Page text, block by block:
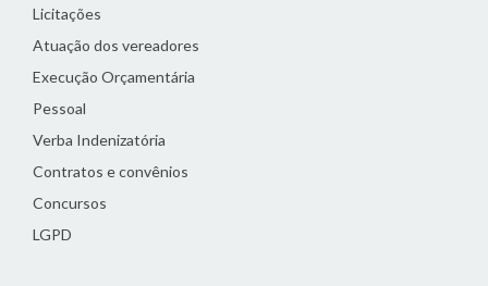
Licitações
Atuação dos vereadores
Execução Orçamentária
Pessoal
Verba Indenizatória
Contratos e convênios
Concursos
LGPD